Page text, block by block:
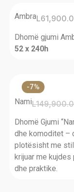
AmbraL
Dhomë gjumi
52 x 240h
-7%
NamiL
Dhomë Gjumi
dhe komoditet –
plotësisht me
krijuar me kujdes
dhe praktike.